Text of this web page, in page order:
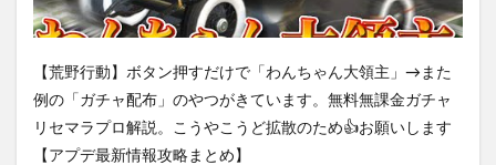
【荒野行動】ボタン押すだけで「わんちゃん大領主」→また
例の「ガチャ配布」のやつがきています。無料無課金ガチャ
リセマラプロ解説。こうやこうど拡散のため👍お願いします
【アプデ最新情報攻略まとめ】